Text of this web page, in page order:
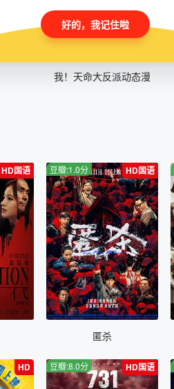
全26集
我！天命大反派动态漫
HD国语 HD国语
豆瓣:1.0分
匿杀
HD HD国语
豆瓣:8.0分
好的，我记住啦